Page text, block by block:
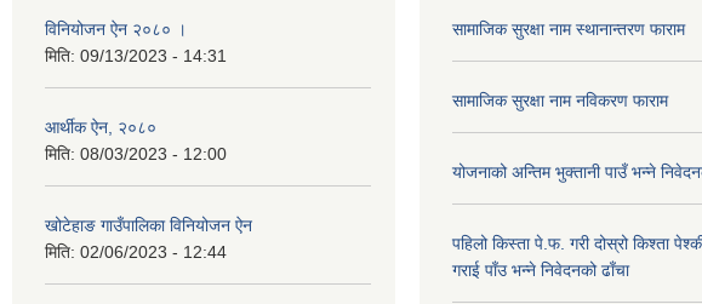
विनियोजन ऐन २०८० ।
मिति: 09/13/2023 - 14:31
आर्थीक ऐन, २०८०
मिति: 08/03/2023 - 12:00
खोटेहाङ गाउँपालिका विनियोजन ऐन
मिति: 02/06/2023 - 12:44
सामाजिक सुरक्षा नाम स्थानान्तरण फाराम
सामाजिक सुरक्षा नाम नविकरण फाराम
योजनाको अन्तिम भुक्तानी पाउँ भन्ने
पहिलो किस्ता पे.फ. गरी दोस्रो किश्ता
गराई पाँउ भन्ने निवेदनको ढाँचा